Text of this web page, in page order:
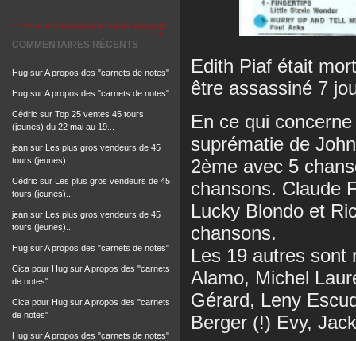
COMMENTAIRES RÉCENTS
Hug surA propos des "carnets de notes"
Hug surA propos des "carnets de notes"
Cédric sur Top 25 ventes 45 tours
(jeunes) du 22 mai au 19...
jean sur Les plus gros vendeurs de 45
tours (jeunes)...
Cédric sur Les plus gros vendeurs de 45
tours (jeunes)...
jean sur Les plus gros vendeurs de 45
tours (jeunes)...
Hug surA propos des "carnets de notes"
Cica pour Hug surA propos des "carnets
de notes"
Cica pour Hug surA propos des "carnets
de notes"
Hug surA propos des "carnets de notes"
Edith Piaf était
être assassiné 7
En ce qui
suprématie de
2ème avec 5
chansons. Claude
Lucky Blondo et
chansons.
Les 19 autres sont
Alamo, Michel
Gérard, Leny
Berger (!) Evy,